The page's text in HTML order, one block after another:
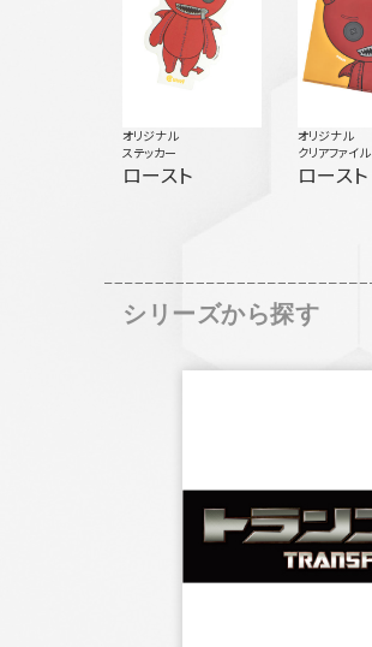
オリジナル
ステッカー
ロースト
オリジナル
クリアファイル
ロースト
シリーズから探す